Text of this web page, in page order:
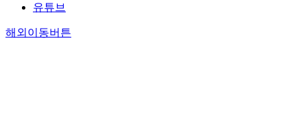
유튜브
해외이동버튼